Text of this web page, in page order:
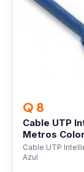
Q 8
Cable UTP
Metros
Cable UTP
Azul